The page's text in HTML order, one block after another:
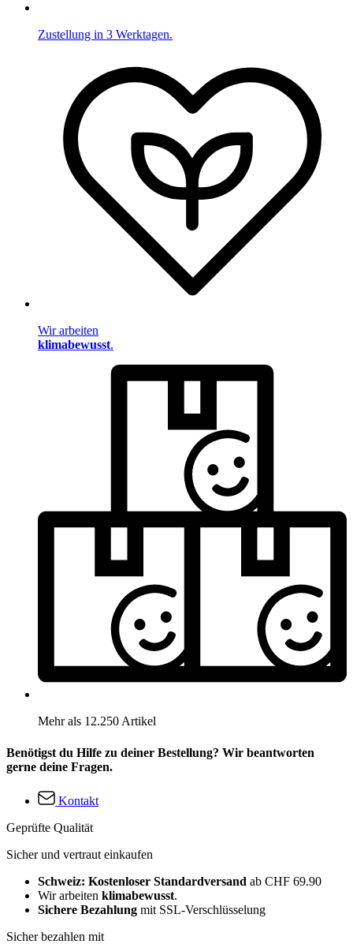
Zustellung in 3 Werktagen.
Wir arbeiten
klimabewusst.
Mehr als 12.250 Artikel
Benötigst du Hilfe zu deiner Bestellung? Wir beantworten
gerne deine Fragen.
Kontakt
Geprüfte Qualität
Sicher und vertraut einkaufen
Schweiz: Kostenloser Standardversand ab CHF 69.90
Wir arbeiten klimabewusst.
Sichere Bezahlung mit SSL-Verschlüsselung
Sicher bezahlen mit